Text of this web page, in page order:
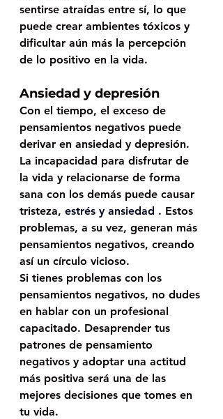
sentirse atraídas entre sí, lo que
puede crear ambientes tóxicos y
dificultar aún más la percepción
de lo positivo en la vida.
Ansiedad y depresión
Con el tiempo, el exceso de
pensamientos negativos puede
derivar en ansiedad y depresión.
La incapacidad para disfrutar de
la vida y relacionarse de forma
sana con los demás puede causar
tristeza, estrés y ansiedad . Estos
problemas, a su vez, generan más
pensamientos negativos, creando
así un círculo vicioso.
Si tienes problemas con los
pensamientos negativos, no dudes
en hablar con un profesional
capacitado. Desaprender tus
patrones de pensamiento
negativos y adoptar una actitud
más positiva será una de las
mejores decisiones que tomes en
tu vida.